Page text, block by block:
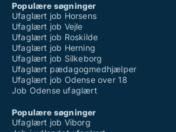
Populære søgninger
Ufaglært job Horsens
Ufaglært job Vejle
Ufaglært job Roskilde
Ufaglært job Herning
Ufaglært job Silkeborg
Ufaglært pædagogmedhjælper
Ufaglært job Odense over 18
Job Odense ufaglært
Populære søgninger
Ufaglært job Viborg